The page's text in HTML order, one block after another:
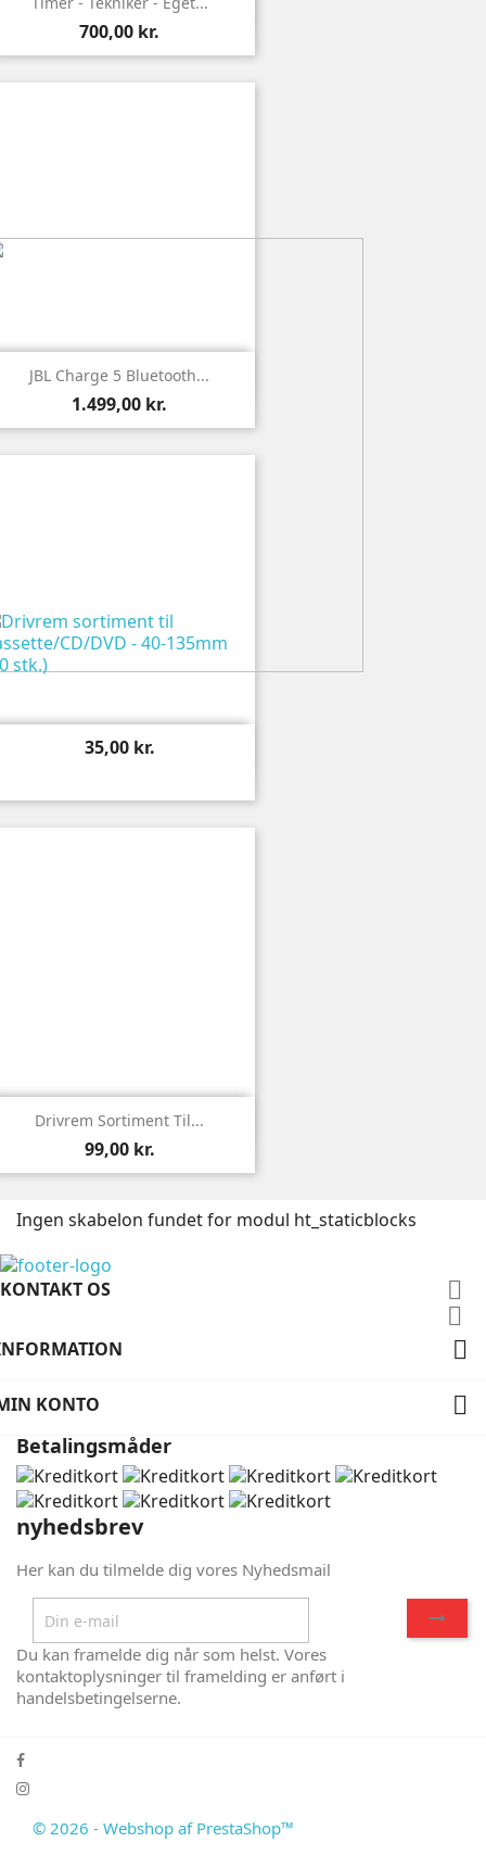
700,00 kr.
 Vis
JBL Charge 5 Bluetooth...
1.499,00 kr.
 Vis
35,00 kr.
 Vis
Drivrem Sortiment Til...
99,00 kr.
Ingen skabelon fundet for modul ht_staticblocks
KONTAKT OS



KONTO 
Betalingsmåder
nyhedsbrev
Her kan du tilmelde dig vores Nyhedsmail
Du kan framelde dig når som helst. Vores
kontaktoplysninger til framelding er anført i
handelsbetingelserne.
© 2026 - Webshop af PrestaShop™